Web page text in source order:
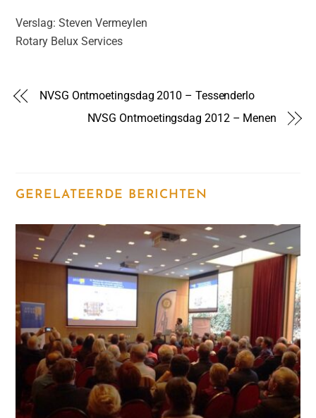
Verslag: Steven Vermeylen
Rotary Belux Services
NVSG Ontmoetingsdag 2010 – Tessenderlo
NVSG Ontmoetingsdag 2012 – Menen
GERELATEERDE BERICHTEN